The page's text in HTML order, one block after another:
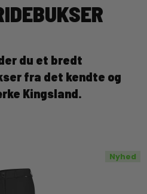
du et bredt
fra det kendte og
Kingsland.
Nyhed